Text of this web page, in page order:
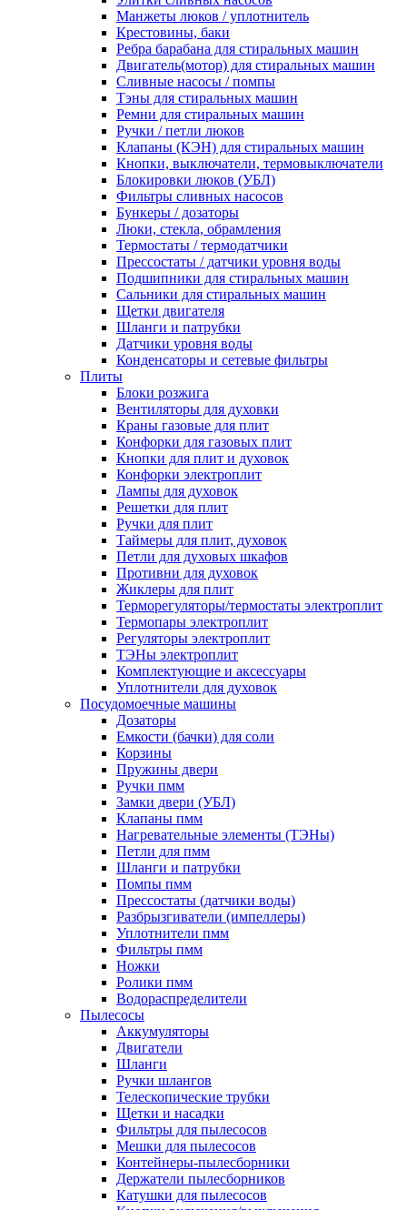
Манжеты люков / уплотнитель
Крестовины, баки
Ребра барабана для стиральных машин
Двигатель(мотор) для стиральных машин
Сливные насосы / помпы
Тэны для стиральных машин
Ремни для стиральных машин
Ручки / петли люков
Клапаны (КЭН) для стиральных машин
Кнопки, выключатели, термовыключатели
Блокировки люков (УБЛ)
Фильтры сливных насосов
Бункеры / дозаторы
Люки, стекла, обрамления
Термостаты / термодатчики
Прессостаты / датчики уровня воды
Подшипники для стиральных машин
Сальники для стиральных машин
Щетки двигателя
Шланги и патрубки
Датчики уровня воды
Конденсаторы и сетевые фильтры
Плиты
Блоки розжига
Вентиляторы для духовки
Краны газовые для плит
Конфорки для газовых плит
Кнопки для плит и духовок
Конфорки электроплит
Лампы для духовок
Решетки для плит
Ручки для плит
Таймеры для плит, духовок
Петли для духовых шкафов
Противни для духовок
Жиклеры для плит
Терморегуляторы/термостаты электроплит
Термопары электроплит
Регуляторы электроплит
ТЭНы электроплит
Комплектующие и аксессуары
Уплотнители для духовок
Посудомоечные машины
Дозаторы
Емкости (бачки) для соли
Корзины
Пружины двери
Ручки пмм
Замки двери (УБЛ)
Клапаны пмм
Нагревательные элементы (ТЭНы)
Петли для пмм
Шланги и патрубки
Помпы пмм
Прессостаты (датчики воды)
Разбрызгиватели (импеллеры)
Уплотнители пмм
Фильтры пмм
Ножки
Ролики пмм
Водораспределители
Пылесосы
Аккумуляторы
Двигатели
Шланги
Ручки шлангов
Телескопические трубки
Щетки и насадки
Фильтры для пылесосов
Мешки для пылесосов
Контейнеры-пылесборники
Держатели пылесборников
Катушки для пылесосов